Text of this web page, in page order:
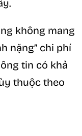
không mang
nặng” chi phí
tin có khả
thuộc theo